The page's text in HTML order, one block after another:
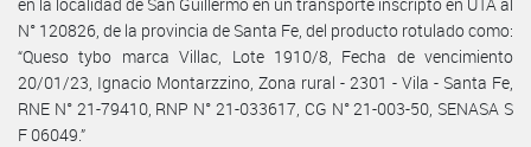
N° 120826, de la provincia de Santa Fe, del producto rotulado como:
“Queso tybo marca Villac, Lote 1910/8, Fecha de vencimiento
20/01/23, Ignacio Montarzzino, Zona rural - 2301 - Vila - Santa Fe,
RNE N° 21-79410, RNP N° 21-033617, CG N° 21-003-50, SENASA S
F 06049.”